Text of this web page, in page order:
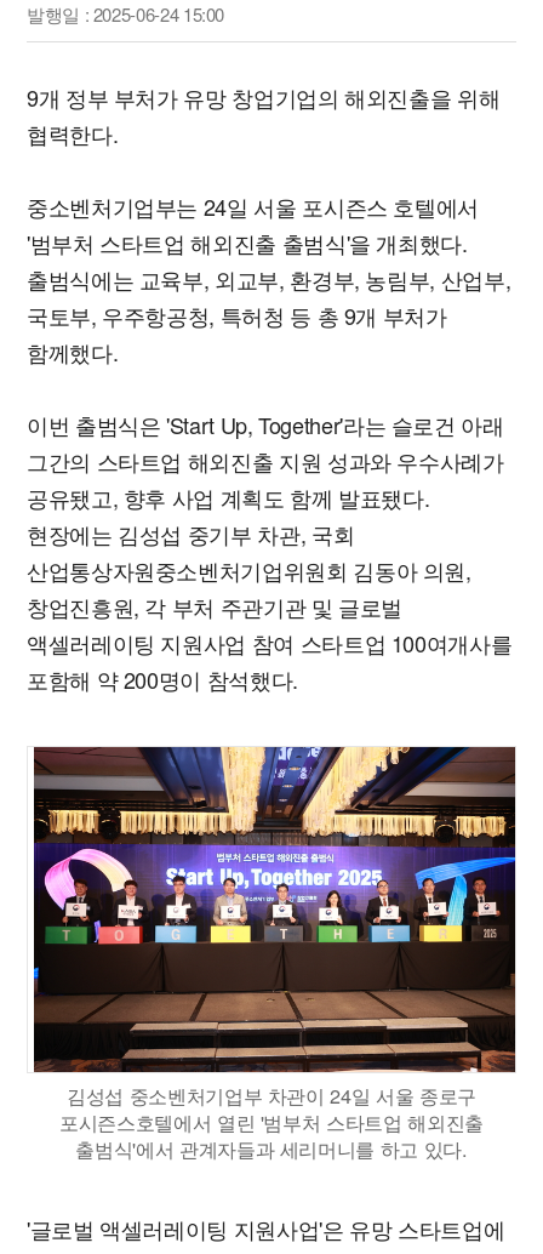
발행일 : 2025-06-24 15:00
9개 정부 부처가 유망 창업기업의 해외진출을 위해
협력한다.
중소벤처기업부는 24일 서울 포시즌스 호텔에서
'범부처 스타트업 해외진출 출범식'을 개최했다.
출범식에는 교육부, 외교부, 환경부, 농림부, 산업부,
국토부, 우주항공청, 특허청 등 총 9개 부처가
함께했다.
이번 출범식은 'Start Up, Together'라는 슬로건 아래
그간의 스타트업 해외진출 지원 성과와 우수사례가
공유됐고, 향후 사업 계획도 함께 발표됐다.
현장에는 김성섭 중기부 차관, 국회
산업통상자원중소벤처기업위원회 김동아 의원,
창업진흥원, 각 부처 주관기관 및 글로벌
액셀러레이팅 지원사업 참여 스타트업 100여개사를
포함해 약 200명이 참석했다.
김성섭 중소벤처기업부 차관이 24일 서울 종로구
포시즌스호텔에서 열린 '범부처 스타트업 해외진출
출범식'에서 관계자들과 세리머니를 하고 있다.
'글로벌 액셀러레이팅 지원사업'은 유망 스타트업에